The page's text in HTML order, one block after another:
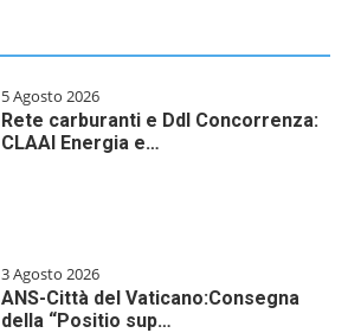
5 Agosto 2026
Rete carburanti e Ddl Concorrenza:
CLAAI Energia e…
3 Agosto 2026
ANS-Città del Vaticano:Consegna
della “Positio sup…